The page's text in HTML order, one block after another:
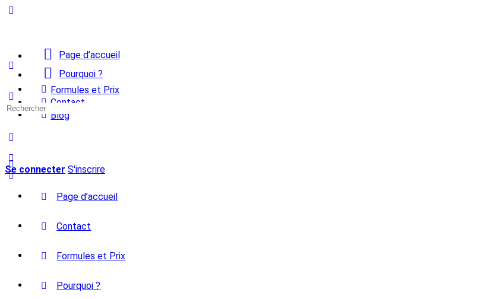
Page d’accueil
Pourquoi ?
Formules et Prix
Contact
Blog
Se connecter S'inscrire
Recherche
pour:
Page d’accueil
Contact
Formules et Prix
Pourquoi ?